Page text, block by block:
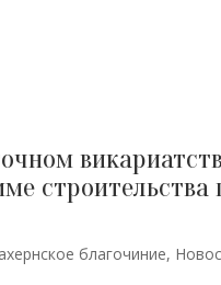
строительства
благочиние,